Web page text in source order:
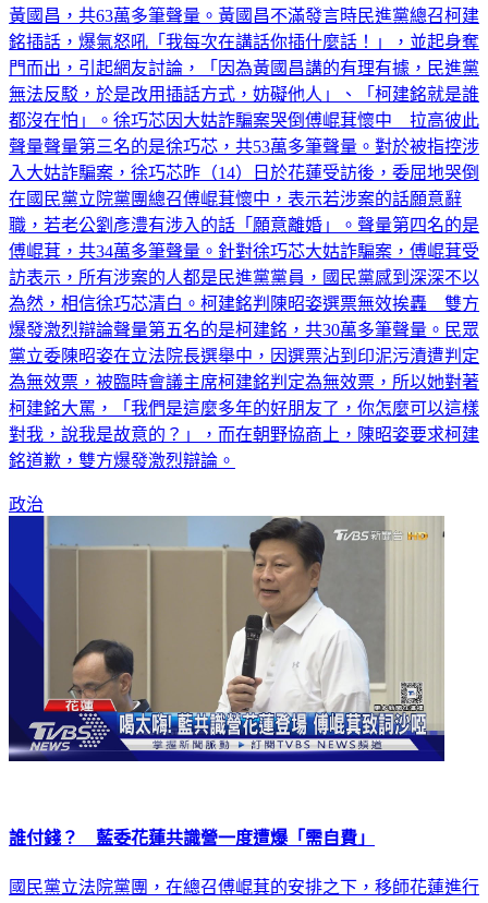
黃國昌，共63萬多筆聲量。黃國昌不滿發言時民進黨總召柯建
銘插話，爆氣怒吼「我每次在講話你插什麼話！」，並起身奪
門而出，引起網友討論，「因為黃國昌講的有理有據，民進黨
無法反駁，於是改用插話方式，妨礙他人」、「柯建銘就是誰
都沒在怕」。徐巧芯因大姑詐騙案哭倒傅崐萁懷中 拉高彼此
聲量聲量第三名的是徐巧芯，共53萬多筆聲量。對於被指控涉
入大姑詐騙案，徐巧芯昨（14）日於花蓮受訪後，委屈地哭倒
在國民黨立院黨團總召傅崐萁懷中，表示若涉案的話願意辭
職，若老公劉彥澧有涉入的話「願意離婚」。聲量第四名的是
傅崐萁，共34萬多筆聲量。針對徐巧芯大姑詐騙案，傅崐萁受
訪表示，所有涉案的人都是民進黨黨員，國民黨感到深深不以
為然，相信徐巧芯清白。柯建銘判陳昭姿選票無效挨轟 雙方
爆發激烈辯論聲量第五名的是柯建銘，共30萬多筆聲量。民眾
黨立委陳昭姿在立法院長選舉中，因選票沾到印泥污漬遭判定
為無效票，被臨時會議主席柯建銘判定為無效票，所以她對著
柯建銘大罵，「我們是這麼多年的好朋友了，你怎麼可以這樣
對我，說我是故意的？」，而在朝野協商上，陳昭姿要求柯建
銘道歉，雙方爆發激烈辯論。
政治
誰付錢？ 藍委花蓮共識營一度遭爆「需自費」
國民黨立法院黨團，在總召傅崐萁的安排之下，移師花蓮進行